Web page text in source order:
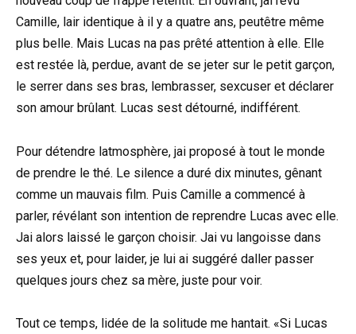
Camille, lair identique à il y a quatre ans, peutêtre même
plus belle. Mais Lucas na pas prêté attention à elle. Elle
est restée là, perdue, avant de se jeter sur le petit garçon,
le serrer dans ses bras, lembrasser, sexcuser et déclarer
son amour brûlant. Lucas sest détourné, indifférent.
Pour détendre latmosphère, jai proposé à tout le monde
de prendre le thé. Le silence a duré dix minutes, gênant
comme un mauvais film. Puis Camille a commencé à
parler, révélant son intention de reprendre Lucas avec elle.
Jai alors laissé le garçon choisir. Jai vu langoisse dans
ses yeux et, pour laider, je lui ai suggéré daller passer
quelques jours chez sa mère, juste pour voir.
Tout ce temps, lidée de la solitude me hantait. «Si Lucas